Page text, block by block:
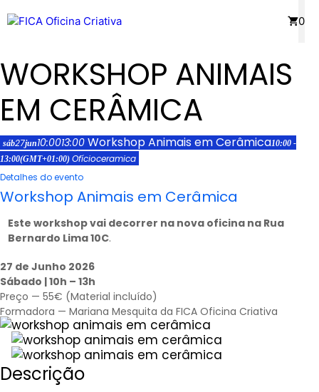
para
conteúdo
0
WORKSHOP ANIMAIS
EM CERÂMICA
sáb27jun10:0013:00 Workshop Animais em Cerâmica10:00 -
13:00(GMT+01:00) Ofícioceramica
Detalhes do evento
Workshop Animais em Cerâmica
Este workshop vai decorrer na nova oficina na Rua
Bernardo Lima 10C.
27 de Junho 2026
Sábado | 10h – 13h
Preço — 55€ (Material incluído)
Formadora — Mariana Mesquita da FICA Oficina Criativa
Descrição